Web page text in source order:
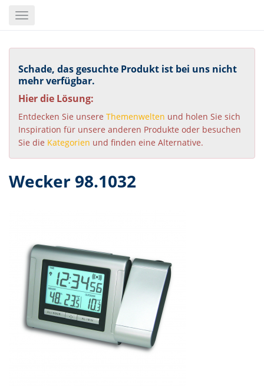
content
Toggle
Schade, das gesuchte Produkt ist bei uns nicht
mehr verfügbar.
Hier die Lösung:
Entdecken Sie unsere Themenwelten und holen Sie sich
Inspiration für unsere anderen Produkte oder besuchen
Sie die Kategorien und finden eine Alternative.
Wecker 98.1032